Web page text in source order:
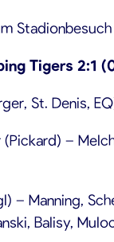
Tigers 2:1
St. Denis,
–
– Manning,
Balisy,